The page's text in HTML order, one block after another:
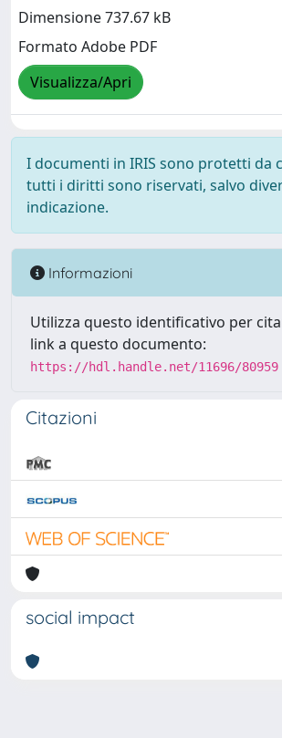
Dimensione 737.67 kB
Formato Adobe PDF
Visualizza/Apri
I documenti in IRIS sono protetti da
tutti i diritti sono riservati, salvo
indicazione.
Informazioni
Utilizza questo identificativo per
link a questo documento:
https://hdl.handle.net/11696/80959
Citazioni
social impact